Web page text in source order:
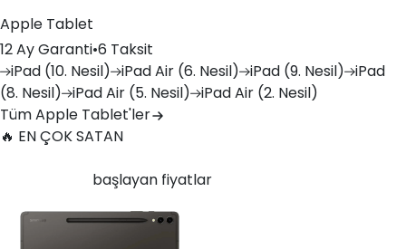
Apple Tablet
12 Ay Garanti•6 Taksit
iPad (10. Nesil) iPadAir (6. Nesil) iPad (9. Nesil) iPad
(8. Nesil) iPadAir (5. Nesil) iPadAir (2. Nesil)
Tüm Apple Tablet'ler
🔥 EN ÇOK SATAN
başlayan fiyatlar